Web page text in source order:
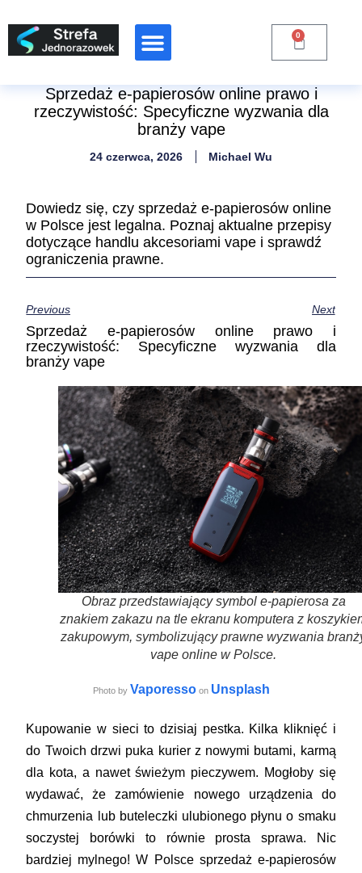
0
Sprzedaż e-papierosów online prawo i
rzeczywistość: Specyficzne wyzwania dla
branży vape
24 czerwca, 2026 Michael Wu
Dowiedz się, czy sprzedaż e-papierosów online
w Polsce jest legalna. Poznaj aktualne przepisy
dotyczące handlu akcesoriami vape i sprawdź
ograniczenia prawne.
Previous Next
Sprzedaż e-papierosów online prawo i
rzeczywistość: Specyficzne wyzwania dla
branży vape
Obraz przedstawiający symbol e-papierosa za
znakiem zakazu na tle ekranu komputera z
zakupowym, symbolizujący prawne wyzwania
vape online w Polsce.
Photo by Vaporessoon Unsplash
Kupowanie w sieci to dzisiaj pestka. Kilka kliknięć i
do Twoich drzwi puka kurier z nowymi butami, karmą
dla kota, a nawet świeżym pieczywem. Mogłoby się
wydawać, że zamówienie nowego urządzenia do
chmurzenia lub buteleczki ulubionego płynu o smaku
soczystej borówki to równie prosta sprawa. Nic
bardziej mylnego! W Polsce sprzedaż e-papierosów